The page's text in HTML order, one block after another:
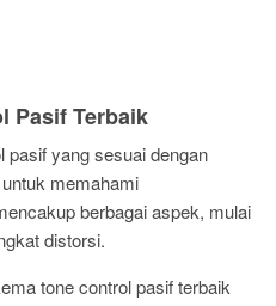
Pasif Terbaik
pasif yang sesuai dengan
memahami
berbagai aspek, mulai
distorsi.
tone control pasif terbaik